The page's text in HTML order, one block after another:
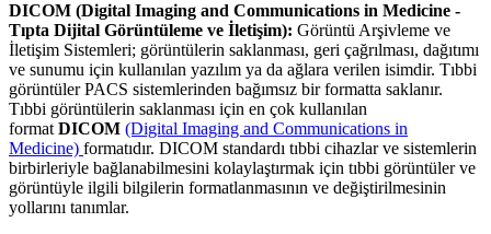
DICOM (Digital Imaging and Communications in Medicine -
Tıpta Dijital Görüntüleme ve İletişim): Görüntü Arşivleme ve
İletişim Sistemleri; görüntülerin saklanması, geri çağrılması, dağıtımı
ve sunumu için kullanılan yazılım ya da ağlara verilen isimdir. Tıbbi
görüntüler PACS sistemlerinden bağımsız bir formatta saklanır.
Tıbbi görüntülerin saklanması için en çok kullanılan
format DICOM (Digital Imaging and Communications in
Medicine) formatıdır. DICOM standardı tıbbi cihazlar ve sistemlerin
birbirleriyle bağlanabilmesini kolaylaştırmak için tıbbi görüntüler ve
görüntüyle ilgili bilgilerin formatlanmasının ve değiştirilmesinin
yollarını tanımlar.